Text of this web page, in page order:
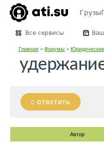
Грузы
Все сервисы
Главная >Форумы >
ОТВЕТИТЬ
Автор